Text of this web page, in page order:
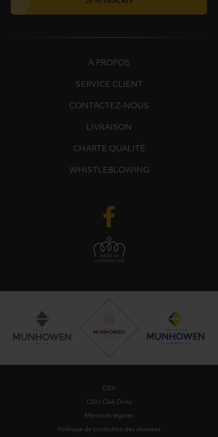
À PROPOS
SERVICE CLIENT
CONTACTEZ-NOUS
LIVRAISON
CHARTE QUALITÉ
WHISTLEBLOWING
CGV
CGU Club Drinx
Mentions légales
Politique de protection des données